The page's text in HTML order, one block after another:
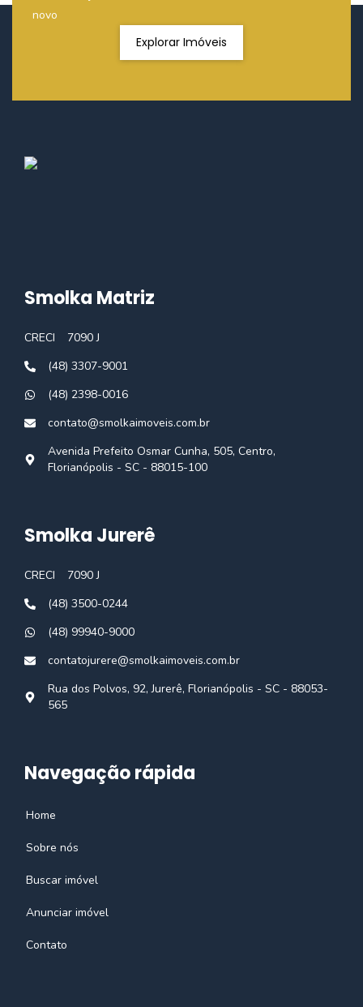
novo
Explorar Imóveis
Smolka Matriz
CRECI
7090 J
(48) 3307-9001
(48) 2398-0016
contato@smolkaimoveis.com.br
Avenida Prefeito Osmar Cunha, 505, Centro,
Florianópolis - SC - 88015-100
Smolka Jurerê
CRECI
7090 J
(48) 3500-0244
(48) 99940-9000
contatojurere@smolkaimoveis.com.br
Rua dos Polvos, 92, Jurerê, Florianópolis - SC - 88053-
565
Navegação rápida
Home
Sobre nós
Buscar imóvel
Anunciar imóvel
Contato